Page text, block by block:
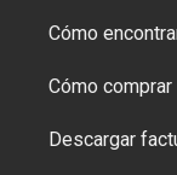
Cómo
Cómo
Descargar